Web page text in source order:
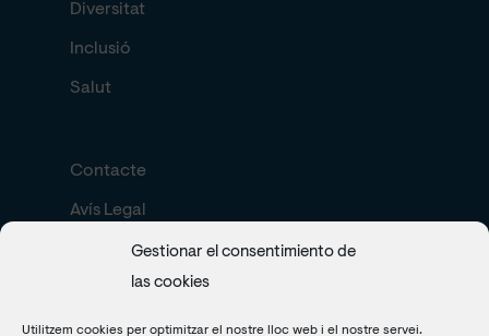
Gestionar el consentimiento de
las cookies
Utilitzem cookies per optimitzar el nostre lloc web i el nostre servei.
Diversitat
Inclusió
Salut
Contacte
Avís Legal
Política de cookies
Search